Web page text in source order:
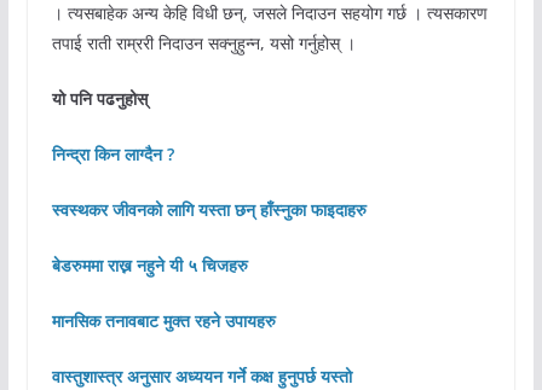
। त्यसबाहेक अन्य केहि विधी छन्, जसले निदाउन सहयोग गर्छ । त्यसकारण
तपाई राती राम्ररी निदाउन सक्नुहुन्न, यसो गर्नुहोस् ।
यो पनि पढनुहोस्
निन्द्रा किन लाग्दैन ?
स्वस्थकर जीवनको लागि यस्ता छन् हाँस्नुका फाइदाहरु
बेडरुममा राख्न नहुने यी ५ चिजहरु
मानसिक तनावबाट मुक्त रहने उपायहरु
वास्तुशास्त्र अनुसार अध्ययन गर्ने कक्ष हुनुपर्छ यस्तो